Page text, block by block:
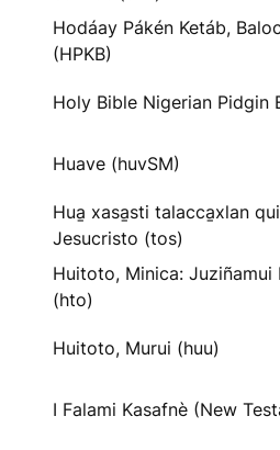
Hodáay Pákén Ketáb,
(HPKB)
Holy Bible Nigerian Pidgin
Huave (huvSM)
Hua̱ xasa̱sti talacca̱xlan
Jesucristo (tos)
Huitoto, Minica: Juziñamui
(hto)
Huitoto, Murui (huu)
I Falami Kasafnè (New